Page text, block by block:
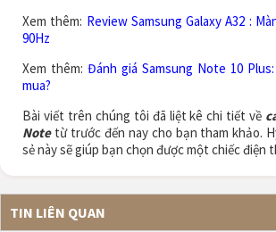
Xem thêm: Review Samsung Galaxy A32 :
90Hz
Xem thêm: Đánh giá Samsung Note 10
mua?
Bài viết trên chúng tôi đã liệt kê chi tiết về
Notetừ trước đến nay cho bạn tham khảo.
sẻ này sẽ giúp bạn chọn được một chiếc điện
TIN LIÊN QUAN